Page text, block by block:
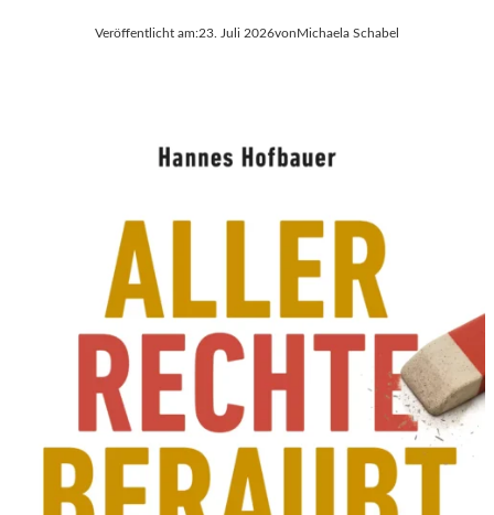
Veröffentlicht am:23. Juli 2026von Michaela Schabel